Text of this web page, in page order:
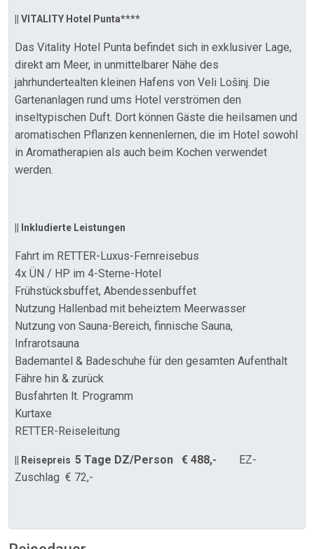
|| VITALITY Hotel Punta****
Das Vitality Hotel Punta befindet sich in exklusiver Lage,
direkt am Meer, in unmittelbarer Nähe des
jahrhundertealten kleinen Hafens von Veli Lošinj. Die
Gartenanlagen rund ums Hotel verströmen den
inseltypischen Duft. Dort können Gäste die heilsamen und
aromatischen Pflanzen kennenlernen, die im Hotel sowohl
in Aromatherapien als auch beim Kochen verwendet
werden.
|| Inkludierte Leistungen
Fahrt im RETTER-Luxus-Fernreisebus
4x ÜN / HP im 4-Sterne-Hotel
Frühstücksbuffet, Abendessenbuffet
Nutzung Hallenbad mit beheiztem Meerwasser
Nutzung von Sauna-Bereich, finnische Sauna,
Infrarotsauna
Bademantel & Badeschuhe für den gesamten Aufenthalt
Fähre hin & zurück
Busfahrten lt. Programm
Kurtaxe
RETTER-Reiseleitung
|| Reisepreis 5 Tage DZ/Person € 488,- EZ-
Zuschlag € 72,-